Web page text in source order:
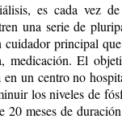
es cada vez
una serie de
cuidador principal
medicación. El
un centro no
los niveles de
20 meses de